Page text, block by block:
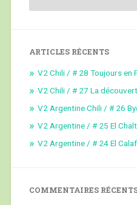
ARTICLES RÉCENTS
V2 Chili / # 28 Toujours en
V2 Chili / # 27 La
V2 Argentine Chili / # 26
V2 Argentine / # 25 El
V2 Argentine / # 24 El
COMMENTAIRES